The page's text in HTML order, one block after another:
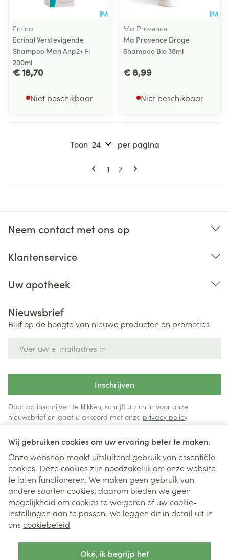
Wij gebruiken cookies om uw ervaring beter te maken.
Onze webshop maakt uitsluitend gebruik van essentiële
cookies. Deze cookies zijn noodzakelijk om onze website
te laten functioneren. We maken geen gebruik van
andere soorten cookies; daarom bieden we geen
mogelijkheid om cookies te weigeren of uw cookie-
instellingen aan te passen. We leggen dit in detail uit in
ons cookiebeleid
Oké, ik begrijp het
Ecrinal
Ecrinal Verstevigende
Shampoo Man Anp2+ Fl
200ml
€ 18,70
Niet beschikbaar
Ma Provence
Ma Provence Droge
Shampoo Bio 38ml
€ 8,99
Niet beschikbaar
Pagina's
U lees momenteel pagina
1 Pagina
2
Toon per pagina
Neem contact met ons op
Klantenservice
Uw apotheek
Nieuwsbrief
Blijf op de hoogte van nieuwe producten en promoties
Inschrijven
Door op inschrijven te klikken, schrijft u zich in voor onze
nieuwsbrief en gaat u akkoord met onze privacy policy.
Juridische links